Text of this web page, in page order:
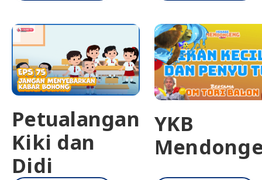
Petualangan
Kiki dan
Didi
YKB